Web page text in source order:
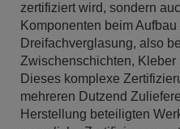
zertifiziert wird, sondern
Komponenten beim
Dreifachverglasung, also
Zwischenschichten,
Dieses komplexe
mehreren Dutzend
Herstellung beteiligten